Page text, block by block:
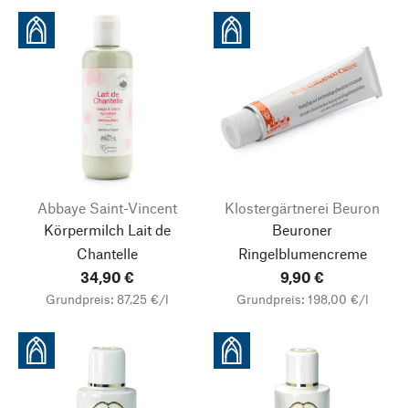
Abbaye Saint-Vincent
Körpermilch Lait de
Chantelle
34,90 €
Grundpreis: 87,25 €/l
Klostergärtnerei Beuron
Beuroner
Ringelblumencreme
9,90 €
Grundpreis: 198,00 €/l